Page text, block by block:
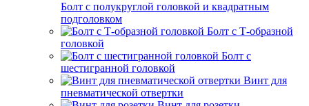
Болт с полукруглой головкой и квадратным
подголовком
Болт с Т-образной
головкой
Болт с
шестигранной головкой
Винт для
пневматической отвертки